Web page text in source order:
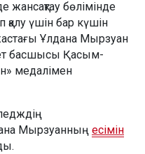
бөлімінде
қалу үшін бар күшін
Ұлдана Мырзуан
басшысы Қасым-
медалімен
Мырзуанның есімін